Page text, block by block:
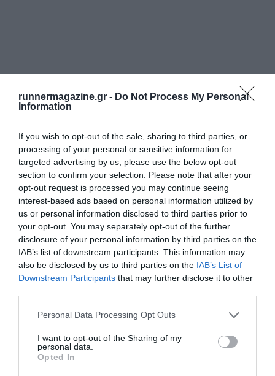
runnermagazine.gr - Do Not Process My Personal
Information
If you wish to opt-out of the sale, sharing to third parties, or
processing of your personal or sensitive information for
targeted advertising by us, please use the below opt-out
section to confirm your selection. Please note that after your
opt-out request is processed you may continue seeing
interest-based ads based on personal information utilized by
us or personal information disclosed to third parties prior to
your opt-out. You may separately opt-out of the further
disclosure of your personal information by third parties on the
IAB’s list of downstream participants. This information may
also be disclosed by us to third parties on the IAB’s List of
Downstream Participants that may further disclose it to other
Personal Data Processing Opt Outs
I want to opt-out of the Sharing of my
personal data.
Opted In